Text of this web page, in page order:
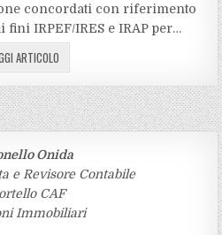
concordati con riferimento
fini IRPEF/IRES e IRAP per…
ARTICOLO
Onida
e Revisore Contabile
CAF
Immobiliari